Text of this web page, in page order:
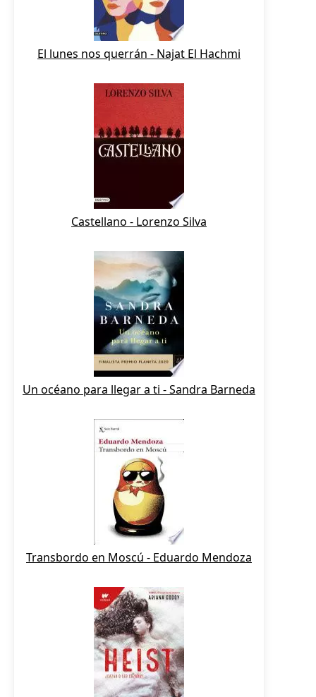
El lunes nos querrán - Najat El Hachmi
Castellano - Lorenzo Silva
Un océano para llegar a ti - Sandra Barneda
Transbordo en Moscú - Eduardo Mendoza